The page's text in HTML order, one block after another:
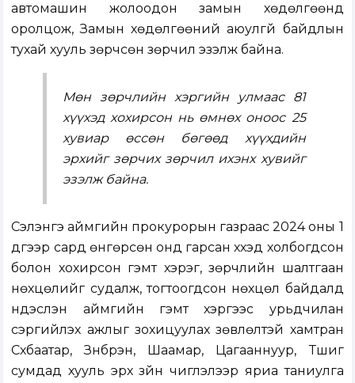
автомашин жолоодон замын хөдөлгөөнд
оролцож, Замын хөдөлгөөний аюулгүй байдлын
тухай хууль зөрчсөн зөрчил эзэлж байна.
Мөн зөрчлийн хэргийн улмаас 81
хүүхэд хохирсон нь өмнөх оноос 25
хувиар өссөн бөгөөд хүүхдийн
эрхийг зөрчих зөрчил ихэнх хувийг
эзэлж байна.
Сэлэнгэ аймгийн прокурорын газраас 2024 оны 1
дүгээр сард өнгөрсөн онд гарсан хүүхэд холбогдсон
болон хохирсон гэмт хэрэг, зөрчлийн шалтгаан
нөхцөлийг судалж, тогтоогдсон нөхцөл байдалд
үндэслэн аймгийн гэмт хэргээс урьдчилан
сэргийлэх ажлыг зохицуулах зөвлөлтэй хамтран
Сүхбаатар, Зүүнбүрэн, Шаамар, Цагааннуур, Түшиг
сумдад хууль эрх зүйн чиглэлээр яриа таниулга